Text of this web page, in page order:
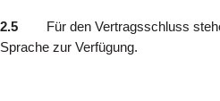
2.5 Für den Vertragsschluss
Sprache zur Verfügung.